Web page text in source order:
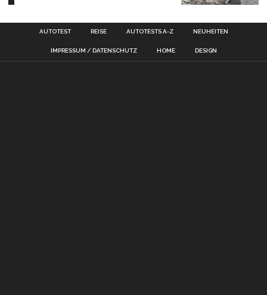
AUTOTEST REISE AUTOTESTS A-Z NEUHEITEN
IMPRESSUM / DATENSCHUTZ HOME DESIGN